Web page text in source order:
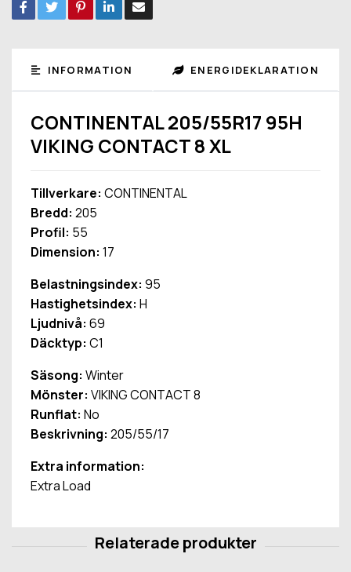
INFORMATION ENERGIDEKLARATION
CONTINENTAL 205/55R17 95H
VIKING CONTACT 8 XL
Tillverkare: CONTINENTAL
Bredd: 205
Profil: 55
Dimension: 17
Belastningsindex: 95
Hastighetsindex: H
Ljudnivå: 69
Däcktyp: C1
Säsong: Winter
Mönster: VIKING CONTACT 8
Runflat: No
Beskrivning: 205/55/17
Extra information:
Extra Load